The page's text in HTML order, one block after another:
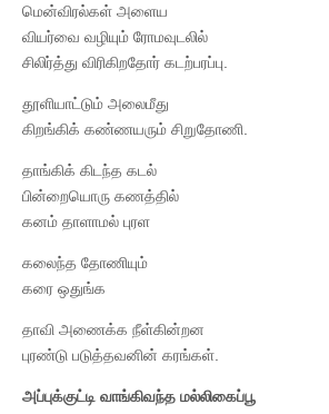
மென்விரல்கள் அளைய
வியர்வை வழியும் ரோமவுடலில்
சிலிர்த்து விரிகிறதோர் கடற்பரப்பு.
தூளியாட்டும் அலைமீது
கிறங்கிக் கண்ணயரும் சிறுதோணி.
தாங்கிக் கிடந்த கடல்
பின்றையொரு கணத்தில்
கனம் தாளாமல் புரள
கலைந்த தோணியும்
கரை ஒதுங்க
தாவி அணைக்க நீள்கின்றன
புரண்டு படுத்தவனின் கரங்கள்.
அப்புக்குட்டி வாங்கிவந்த மல்லிகைப்பூ